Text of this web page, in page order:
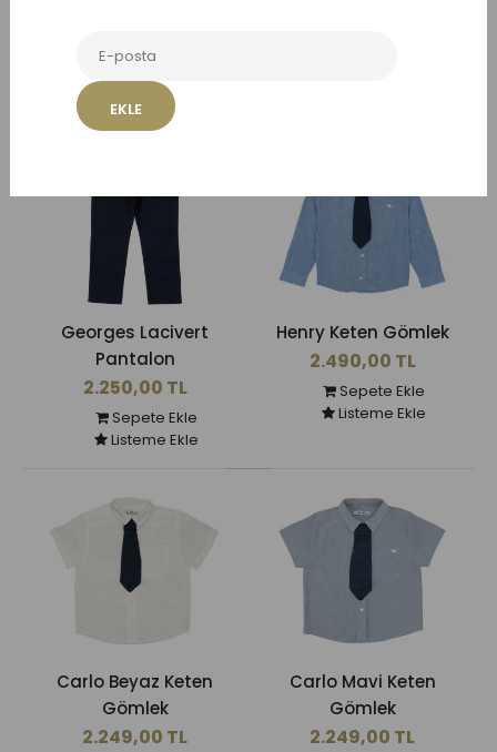
EKLE
Benzer Ürünler
Georges Lacivert
Pantalon
2.250,00 TL
Sepete Ekle
Listeme Ekle
Henry Keten Gömlek
2.490,00 TL
Sepete Ekle
Listeme Ekle
Carlo Beyaz Keten
Gömlek
2.249,00 TL
Carlo Mavi Keten
Gömlek
2.249,00 TL